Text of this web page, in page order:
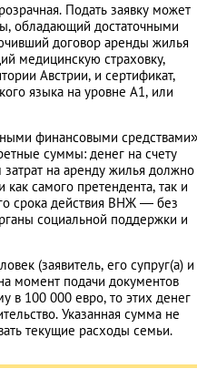
Подать заявку может
обладающий достаточными
договор аренды жилья
медицинскую страховку,
Австрии, и сертификат,
языка на уровне А1, или
финансовыми средствами»
суммы: денег на счету
затрат на аренду жилья должно
самого претендента, так и
срока действия ВНЖ — без
социальной поддержки и
(заявитель, его супруг(а) и
момент подачи документов
в 100 000 евро, то этих денег
Указанная сумма не
текущие расходы семьи.